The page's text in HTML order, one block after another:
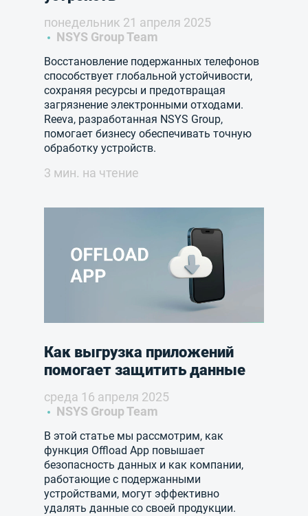
понедельник 21 апреля 2025
NSYS Group Team
Восстановление подержанных телефонов
способствует глобальной устойчивости,
сохраняя ресурсы и предотвращая
загрязнение электронными отходами.
Reeva, разработанная NSYS Group,
помогает бизнесу обеспечивать точную
обработку устройств.
3 мин. на чтение
Как выгрузка приложений
помогает защитить данные
среда 16 апреля 2025
NSYS Group Team
В этой статье мы рассмотрим, как
функция Offload App повышает
безопасность данных и как компании,
работающие с подержанными
устройствами, могут эффективно
удалять данные со своей продукции.